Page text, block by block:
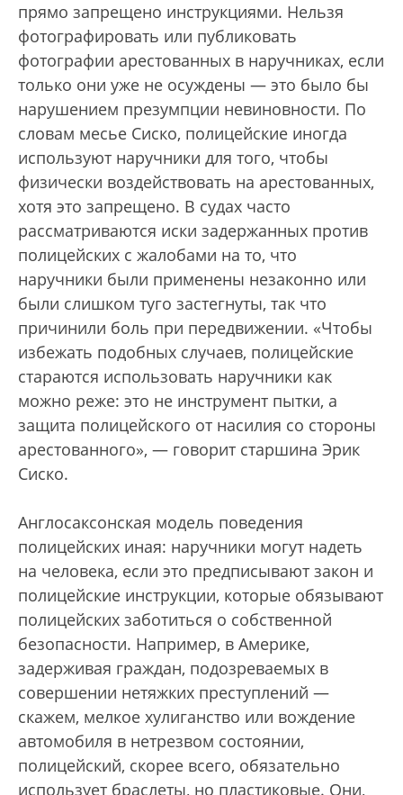
прямо запрещено инструкциями. Нельзя
фотографировать или публиковать
фотографии арестованных в наручниках, если
только они уже не осуждены — это было бы
нарушением презумпции невиновности. По
словам месье Сиско, полицейские иногда
используют наручники для того, чтобы
физически воздействовать на арестованных,
хотя это запрещено. В судах часто
рассматриваются иски задержанных против
полицейских с жалобами на то, что
наручники были применены незаконно или
были слишком туго застегнуты, так что
причинили боль при передвижении. «Чтобы
избежать подобных случаев, полицейские
стараются использовать наручники как
можно реже: это не инструмент пытки, а
защита полицейского от насилия со стороны
арестованного», — говорит старшина Эрик
Сиско.
Англосаксонская модель поведения
полицейских иная: наручники могут надеть
на человека, если это предписывают закон и
полицейские инструкции, которые обязывают
полицейских заботиться о собственной
безопасности. Например, в Америке,
задерживая граждан, подозреваемых в
совершении нетяжких преступлений —
скажем, мелкое хулиганство или вождение
автомобиля в нетрезвом состоянии,
полицейский, скорее всего, обязательно
использует браслеты, но пластиковые. Они,